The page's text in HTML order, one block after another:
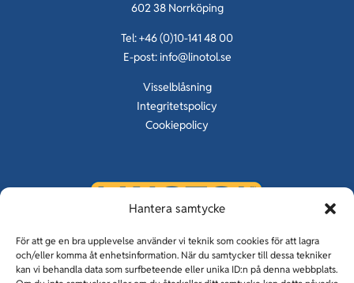
Hantera samtycke
För att ge en bra upplevelse använder vi teknik som cookies för att lagra
och/eller komma åt enhetsinformation. När du samtycker till dessa tekniker
kan vi behandla data som surfbeteende eller unika ID:n på denna webbplats.
602 38 Norrköping
Tel: +46 (0)10-141 48 00
E-post:info@linotol.se
Visselblåsning
Integritetspolicy
Cookiepolicy
KUNSKAP OM GOLV SEDAN 1929